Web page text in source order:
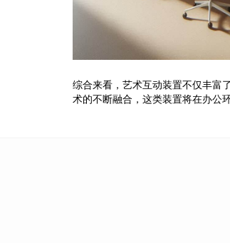
综合来看，艺术互动装置不仅丰富
术的不断融合，这类装置将在办公